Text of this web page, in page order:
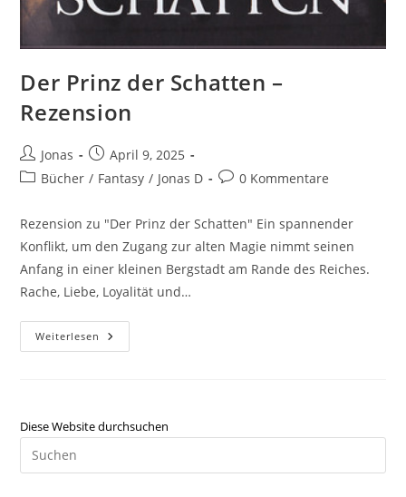
Der Prinz der Schatten –
Rezension
Jonas
April 9, 2025
Bücher / Fantasy / Jonas D 0 Kommentare
Rezension zu "Der Prinz der Schatten" Ein spannender
Konflikt, um den Zugang zur alten Magie nimmt seinen
Anfang in einer kleinen Bergstadt am Rande des Reiches.
Rache, Liebe, Loyalität und…
Weiterlesen
Diese Website durchsuchen